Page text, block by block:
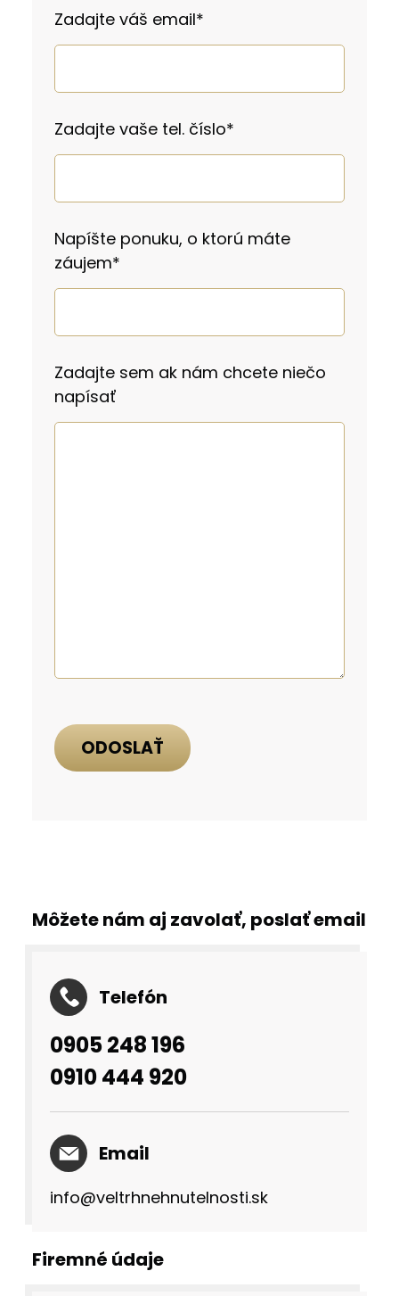
Zadajte váš email*
Zadajte vaše tel. číslo*
Napíšte ponuku, o ktorú máte
záujem*
Zadajte sem ak nám chcete niečo
napísať
Môžete nám aj zavolať, poslať email
Telefón
0905 248 196
0910 444 920
Email
info@veltrhnehnutelnosti.sk
Firemné údaje